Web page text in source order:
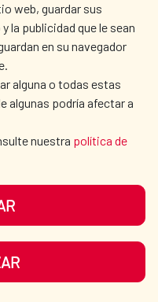
Cooperation
INTEREST
web, guardar sus
la publicidad que le sean
en su navegador
alguna o todas estas
algunas podría afectar a
nuestra política de